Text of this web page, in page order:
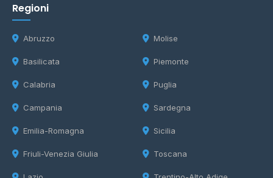
Regioni
Abruzzo
Basilicata
Calabria
Campania
Emilia-Romagna
Friuli-Venezia Giulia
Molise
Piemonte
Puglia
Sardegna
Sicilia
Toscana